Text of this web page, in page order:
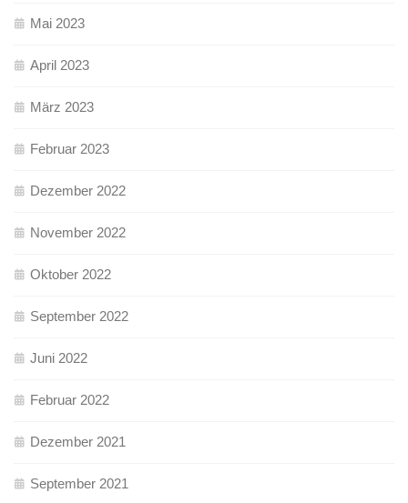
Mai 2023
April 2023
März 2023
Februar 2023
Dezember 2022
November 2022
Oktober 2022
September 2022
Juni 2022
Februar 2022
Dezember 2021
September 2021